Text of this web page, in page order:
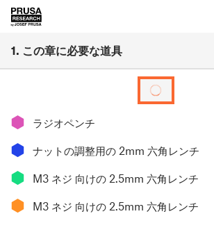
1. この章に必要な道具
⬢ ラジオペンチ
⬢ ナットの調整用の 2mm 六角レンチ
⬢ M3 ネジ 向けの 2.5mm 六角レンチ
⬢ M3 ネジ 向けの 2.5mm 六角レンチ